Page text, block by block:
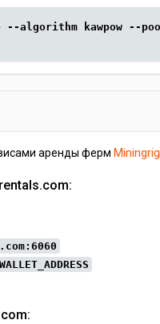
--algorithm kawpow --
аренды ферм